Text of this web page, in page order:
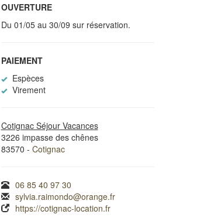
OUVERTURE
Du 01/05 au 30/09 sur réservation.
PAIEMENT
Espèces
Virement
Cotignac Séjour Vacances
3226 impasse des chênes
83570 - Cotignac
06 85 40 97 30
sylvia.raimondo@orange.fr
https://cotignac-location.fr